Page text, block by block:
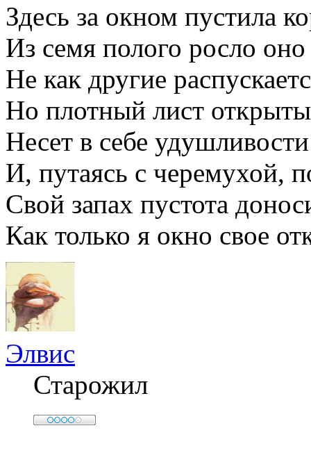
Здесь за окном пустила
Из семя полого росло
Не как другие
Но плотный лист
Несет в себе
И, путаясь с черемухой,
Свой запах пустота
Как только я окно свое
Элвис
Старожил